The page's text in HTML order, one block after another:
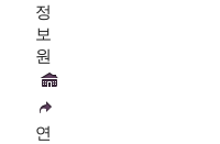
정
보
원
연